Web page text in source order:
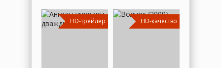
HD-трейлер HD-качество